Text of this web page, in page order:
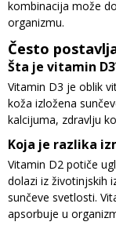
kombinacija može
organizmu.
Često
Šta je vitamin
Vitamin D3 je oblik
koža izložena
kalcijuma, zdravlju
Koja je razlika
Vitamin D2 potiče
dolazi iz životinjskih
sunčeve svetlosti.
apsorbuje u